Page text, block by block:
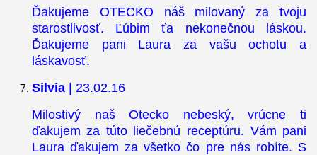
Ďakujeme OTECKO náš milovaný za tvoju
starostlivosť. Ľúbim ťa nekonečnou láskou.
Ďakujeme pani Laura za vašu ochotu a
láskavosť.
Silvia| 23.02.16
Milostivý naš Otecko nebeský, vrúcne ti
ďakujem za túto liečebnú receptúru. Vám pani
Laura ďakujem za všetko čo pre nás robíte. S